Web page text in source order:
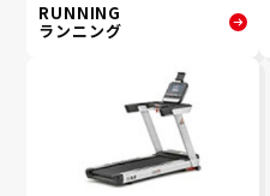
RUNNING
ランニング